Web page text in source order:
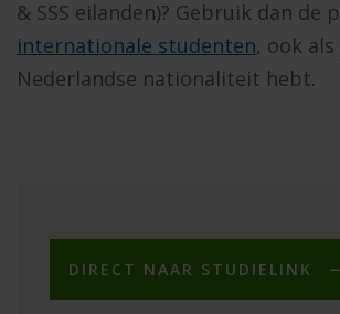
& SSS eilanden)? Gebruik dan de
internationale studenten, ook als
Nederlandse nationaliteit hebt.
DIRECT NAAR STUDIELINK